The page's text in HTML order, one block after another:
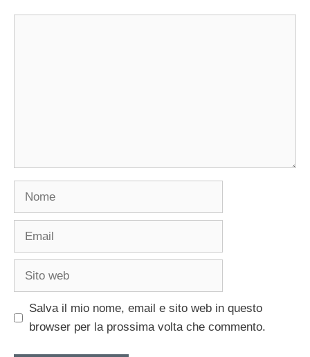
Nome
Email
Sito
Salva il mio nome, email e sito web in questo
browser per la prossima volta che commento.